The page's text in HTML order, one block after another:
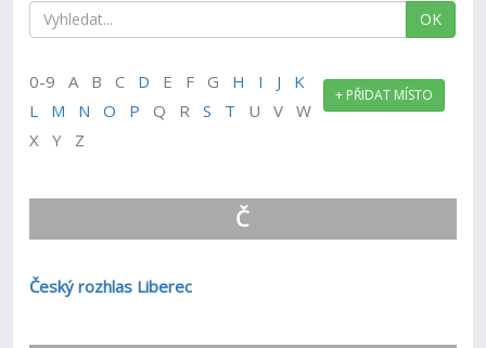
OK
+ PŘIDAT MÍSTO
0-9 A B C D E F G H I J
K
L
M N O P Q RS T U V W
X Y Z
Č
Český rozhlas Liberec